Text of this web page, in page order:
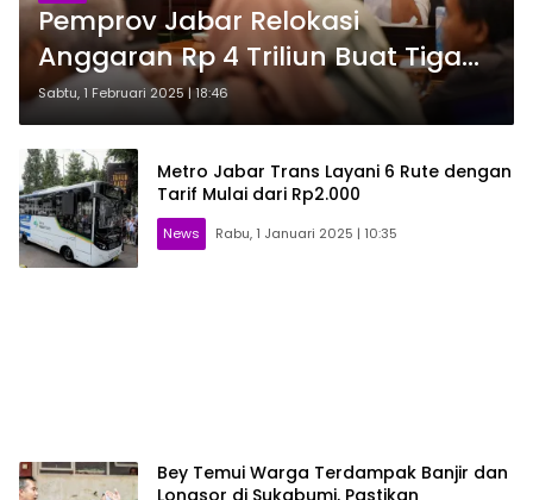
Pemprov Jabar Relokasi
Anggaran Rp 4 Triliun Buat Tiga
Sektor Ini
Sabtu, 1 Februari 2025 | 18:46
Metro Jabar Trans Layani 6 Rute dengan
Tarif Mulai dari Rp2.000
News Rabu, 1 Januari 2025 | 10:35
Bey Temui Warga Terdampak Banjir dan